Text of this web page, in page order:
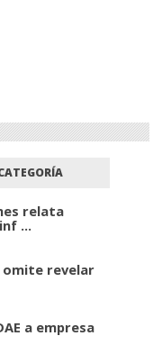
relata
...
omite revelar
a empresa